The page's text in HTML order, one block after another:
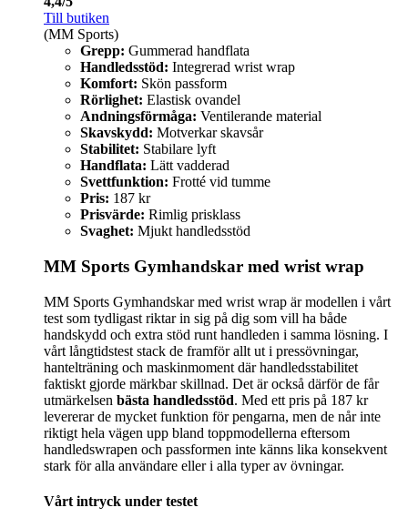
Till butiken
(MM Sports)
Grepp: Gummerad handflata
Handledsstöd: Integrerad wrist wrap
Komfort: Skön passform
Rörlighet: Elastisk ovandel
Andningsförmåga: Ventilerande material
Skavskydd: Motverkar skavsår
Stabilitet: Stabilare lyft
Handflata: Lätt vadderad
Svettfunktion: Frotté vid tumme
Pris: 187 kr
Prisvärde: Rimlig prisklass
Svaghet: Mjukt handledsstöd
MM Sports Gymhandskar med wrist wrap
MM Sports Gymhandskar med wrist wrap är modellen i vårt
test som tydligast riktar in sig på dig som vill ha både
handskydd och extra stöd runt handleden i samma lösning. I
vårt långtidstest stack de framför allt ut i pressövningar,
hantelträning och maskinmoment där handledsstabilitet
faktiskt gjorde märkbar skillnad. Det är också därför de får
utmärkelsen bästa handledsstöd. Med ett pris på 187 kr
levererar de mycket funktion för pengarna, men de når inte
riktigt hela vägen upp bland toppmodellerna eftersom
handledswrapen och passformen inte känns lika konsekvent
stark för alla användare eller i alla typer av övningar.
Vårt intryck under testet